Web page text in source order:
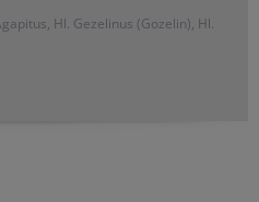
Hl. Gezelinus (Gozelin), Hl.